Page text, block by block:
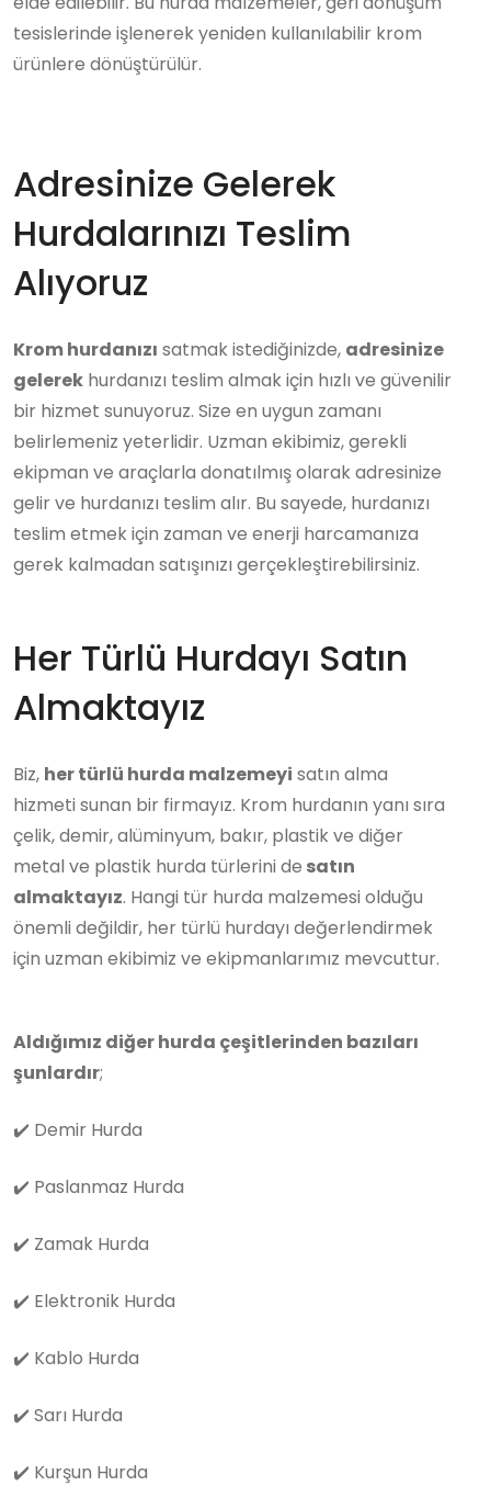
tesislerinde işlenerek yeniden kullanılabilir krom
ürünlere dönüştürülür.
Adresinize Gelerek
Hurdalarınızı Teslim
Alıyoruz
Krom hurdanızı satmak istediğinizde, adresinize
gelerek hurdanızı teslim almak için hızlı ve güvenilir
bir hizmet sunuyoruz. Size en uygun zamanı
belirlemeniz yeterlidir. Uzman ekibimiz, gerekli
ekipman ve araçlarla donatılmış olarak adresinize
gelir ve hurdanızı teslim alır. Bu sayede, hurdanızı
teslim etmek için zaman ve enerji harcamanıza
gerek kalmadan satışınızı gerçekleştirebilirsiniz.
Her Türlü Hurdayı Satın
Almaktayız
Biz, her türlü hurda malzemeyi satın alma
hizmeti sunan bir firmayız. Krom hurdanın yanı sıra
çelik, demir, alüminyum, bakır, plastik ve diğer
metal ve plastik hurda türlerini de satın
almaktayız. Hangi tür hurda malzemesi olduğu
önemli değildir, her türlü hurdayı değerlendirmek
için uzman ekibimiz ve ekipmanlarımız mevcuttur.
Aldığımız diğer hurda çeşitlerinden bazıları
şunlardır;
✔️ Demir Hurda
✔️ Paslanmaz Hurda
✔️ Zamak Hurda
✔️ Elektronik Hurda
✔️ Kablo Hurda
✔️ Sarı Hurda
✔️ Kurşun Hurda